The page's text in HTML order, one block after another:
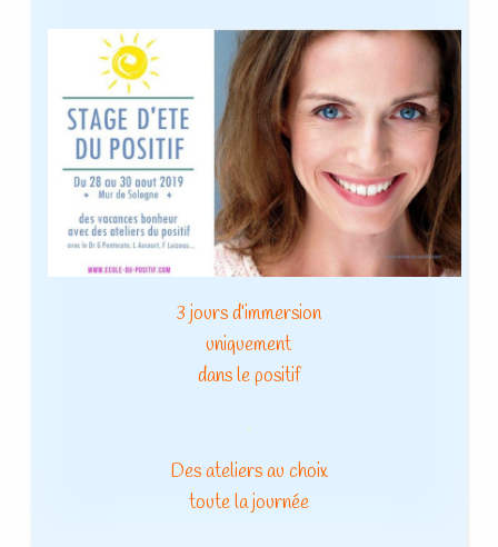
3 jours d’immersion
uniquement
dans le positif
.
Des ateliers au choix
toute la journée